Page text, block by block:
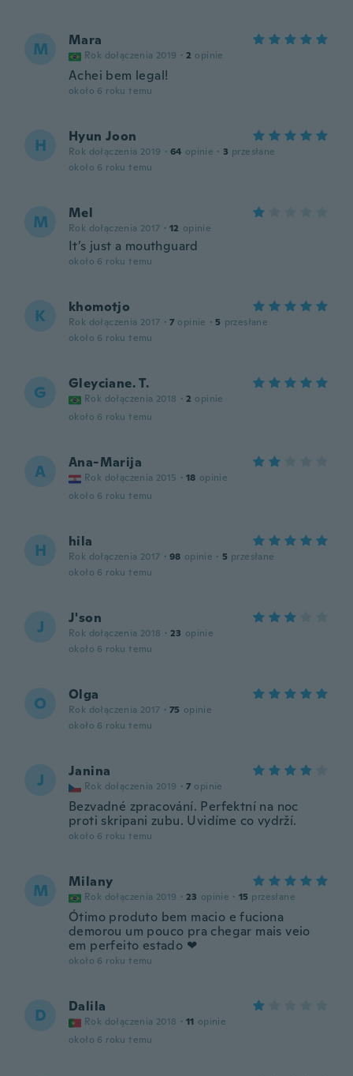
M Mara
Rok dołączenia 2019 · 2 opinie
Achei bem legal!
około 6 roku temu
H Hyun Joon
Rok dołączenia 2019 · 64 opinie · 3 przesłane
około 6 roku temu
M Mel
Rok dołączenia 2017 · 12 opinie
It’s just a mouthguard
około 6 roku temu
K khomotjo
Rok dołączenia 2017 · 7 opinie · 5 przesłane
około 6 roku temu
G Gleyciane. T.
Rok dołączenia 2018 · 2 opinie
około 6 roku temu
A Ana-Marija
Rok dołączenia 2015 · 18 opinie
około 6 roku temu
H hila
Rok dołączenia 2017 · 98 opinie · 5 przesłane
około 6 roku temu
J J'son
Rok dołączenia 2018 · 23 opinie
około 6 roku temu
O Olga
Rok dołączenia 2017 · 75 opinie
około 6 roku temu
J Janina
Rok dołączenia 2019 · 7 opinie
Bezvadné zpracování. Perfektní na noc
proti skripani zubu. Uvidíme co vydrží.
około 6 roku temu
M Milany
Rok dołączenia 2019 · 23 opinie · 15 przesłane
Ótimo produto bem macio e fuciona
demorou um pouco pra chegar mais veio
em perfeito estado ❤
około 6 roku temu
D Dalila
Rok dołączenia 2018 · 11 opinie
około 6 roku temu